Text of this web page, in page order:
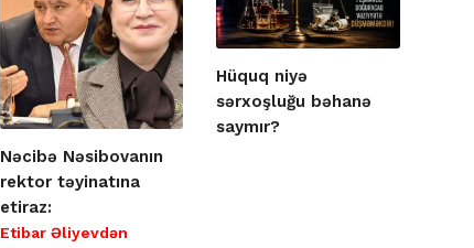
Nəcibə Nəsibovanın
rektor təyinatına
etiraz:
Etibar Əliyevdən
Hüquq niyə
sərxoşluğu bəhanə
saymır?